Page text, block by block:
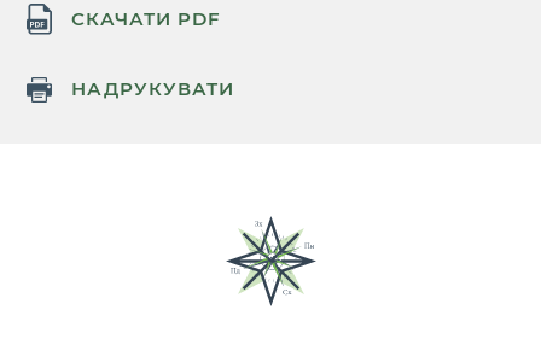
СКАЧАТИ PDF
НАДРУКУВАТИ